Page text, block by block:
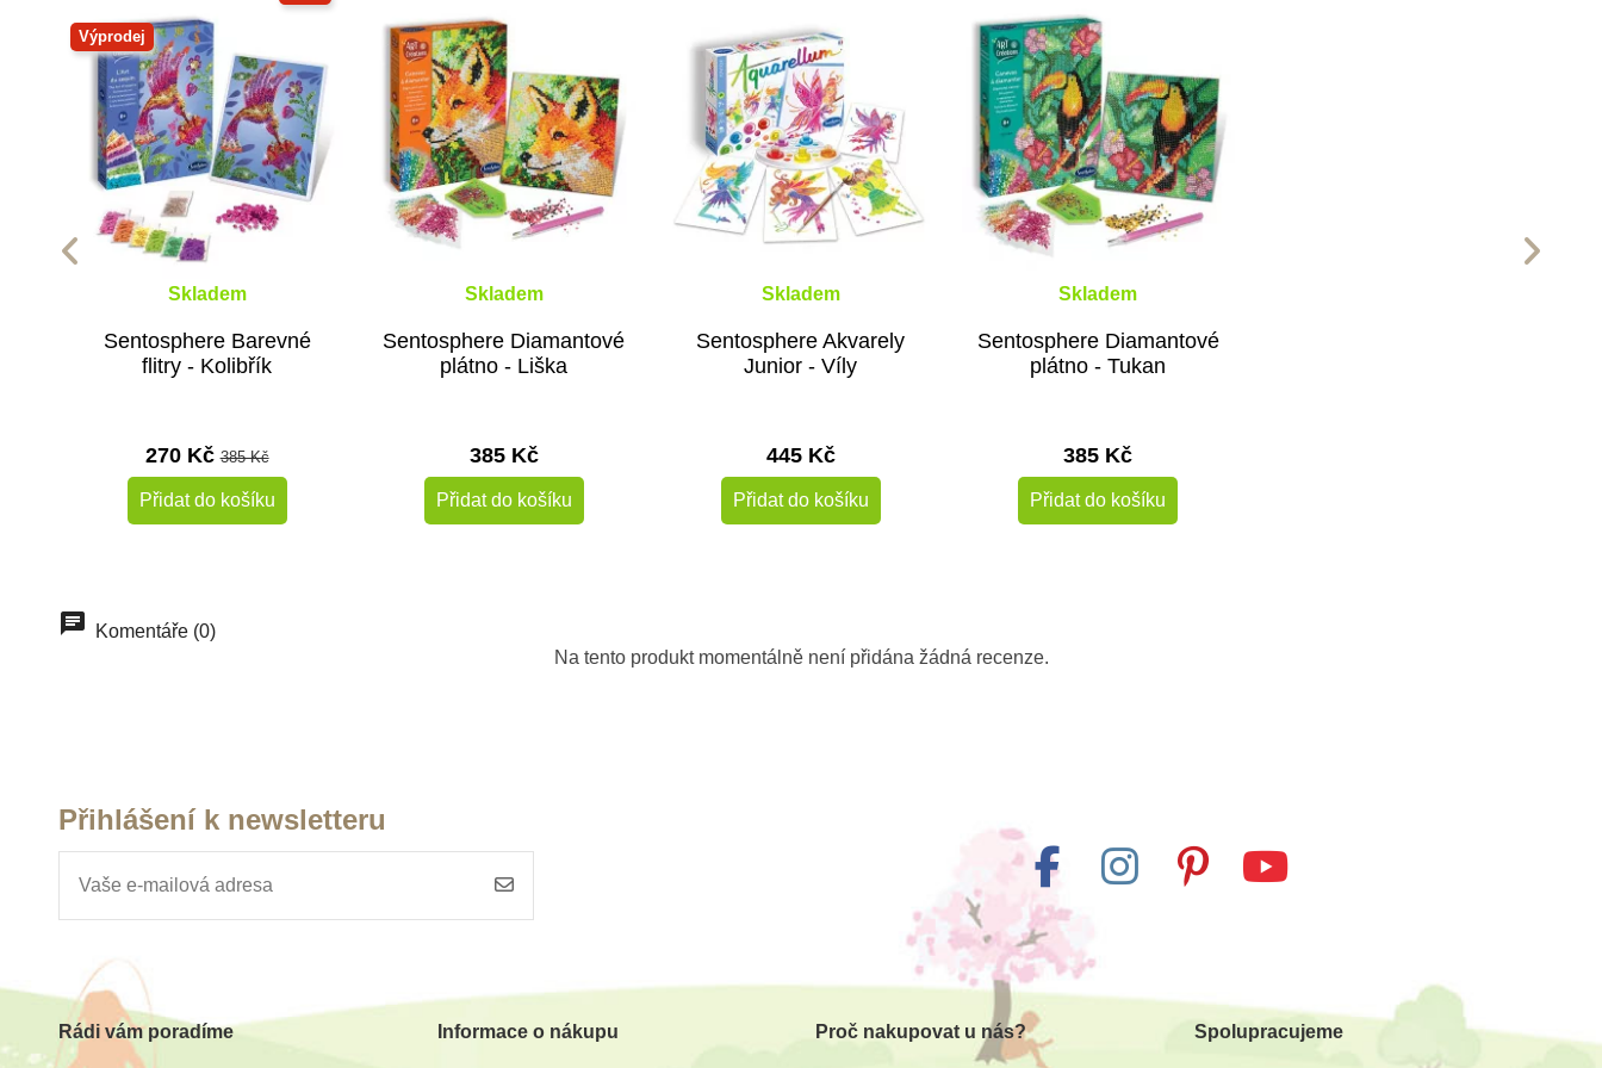
Výprodej
Skladem
Sentosphere Barevné
flitry - Kolibřík
270 Kč385 Kč
Přidat do košíku
Skladem
Sentosphere Diamantové
plátno - Liška
385 Kč
Přidat do košíku
Skladem
Sentosphere Akvarely
Junior - Víly
445 Kč
Přidat do košíku
Skladem
Sentosphere Diamantové
plátno - Tukan
385 Kč
Přidat do košíku
Komentáře (0)
Na tento produkt momentálně není přidána žádná recenze.
Přihlášení k newsletteru
Rádi vám poradíme Informace o nákupu Proč nakupovat u nás? Spolupracujeme